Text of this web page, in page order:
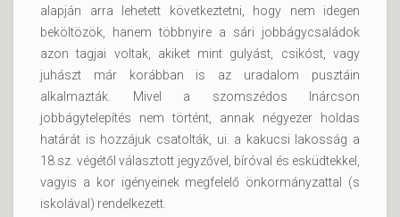
alapján arra lehetett következtetni, hogy nem idegen
beköltözök, hanem többnyire a sári jobbágycsaládok
azon tagjai voltak, akiket mint gulyást, csikóst, vagy
juhászt már korábban is az uradalom pusztáin
alkalmazták. Mivel a szomszédos Inárcson
jobbágytelepítés nem történt, annak négyezer holdas
határát is hozzájuk csatolták, ui. a kakucsi lakosság a
18.sz. végétől választott jegyzővel, bíróval és esküdtekkel,
vagyis a kor igényeinek megfelelő önkormányzattal (s
iskolával) rendelkezett.